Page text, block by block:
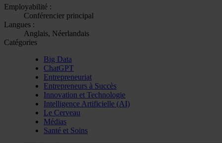
Employabilité :
Conférencier principal
Langues :
Anglais, Néerlandais
Catégories
Big Data
ChatGPT
Entrepreneuriat
Entrepreneurs à Succès
Innovation et Technologie
Intelligence Artificielle (AI)
Le Cerveau
Médias
Santé et Soins